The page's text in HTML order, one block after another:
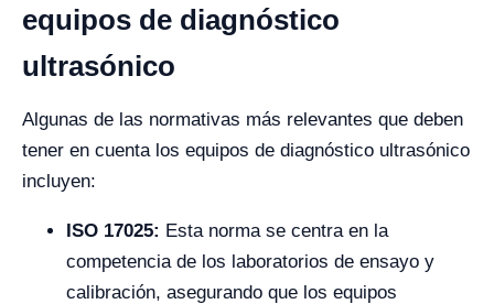
equipos de diagnóstico
ultrasónico
Algunas de las normativas más relevantes que deben
tener en cuenta los equipos de diagnóstico ultrasónico
incluyen:
ISO 17025: Esta norma se centra en la
competencia de los laboratorios de ensayo y
calibración, asegurando que los equipos